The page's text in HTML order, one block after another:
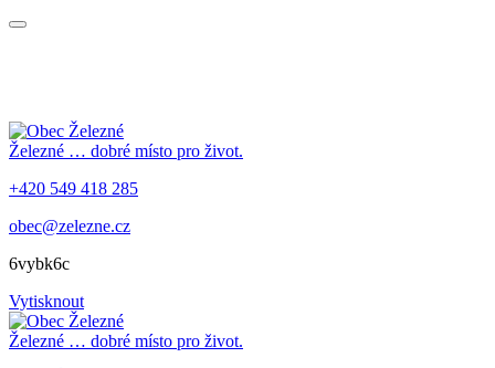
Železné … dobré místo pro život.
+420 549 418 285
obec@zelezne.cz
6vybk6c
Vytisknout
Železné … dobré místo pro život.